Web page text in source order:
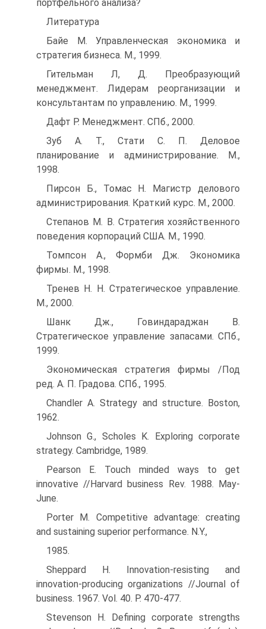
портфельного анализа?
Литература
Байе М. Управленческая экономика и
стратегия бизнеса. М., 1999.
Гительман Л, Д. Преобразующий
менеджмент. Лидерам реорганизации и
консультантам по управлению. М., 1999.
Дафт Р. Менеджмент. СПб., 2000.
Зуб А. Т., Стати С. П. Деловое
планирование и администрирование. М.,
1998.
Пирсон Б., Томас Н. Магистр делового
администрирования. Краткий курс. М., 2000.
Степанов М. В. Стратегия хозяйственного
поведения корпораций США. М., 1990.
Томпсон А., Формби Дж. Экономика
фирмы. М., 1998.
Тренев Н. Н. Стратегическое управление.
М., 2000.
Шанк Дж., Говиндараджан В.
Стратегическое управление запасами. СПб.,
1999.
Экономическая стратегия фирмы /Под
ред. А. П. Градова. СПб., 1995.
Chandler A. Strategy and structure. Boston,
1962.
Johnson G., Scholes K. Exploring corporate
strategy. Cambridge, 1989.
Pearson E. Touch minded ways to get
innovative //Harvard business Rev. 1988. May-
June.
Porter M. Competitive advantage: creating
and sustaining superior performance. N.Y.,
1985.
Sheppard H. Innovation-resisting and
innovation-producing organizations //Journal of
business. 1967. Vol. 40. P. 470-477.
Stevenson H. Defining corporate strengths